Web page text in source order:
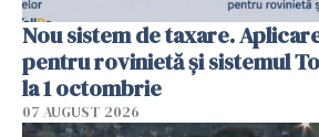
Nou sistem de taxare.
pentru rovinietă şi sistemul
la 1 octombrie
07 AUGUST 2026